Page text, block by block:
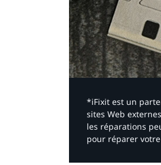
*iFixit est un
sites Web
les réparations
pour réparer